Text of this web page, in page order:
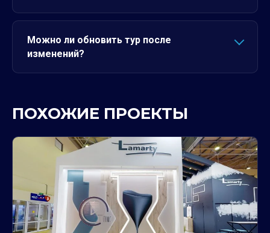
Можно ли обновить тур после
изменений?
ПОХОЖИЕ ПРОЕКТЫ